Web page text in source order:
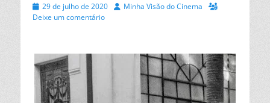
Posted
on
29 de julho de 2020 AutorMinha Visão do Cinema
Deixe um comentário